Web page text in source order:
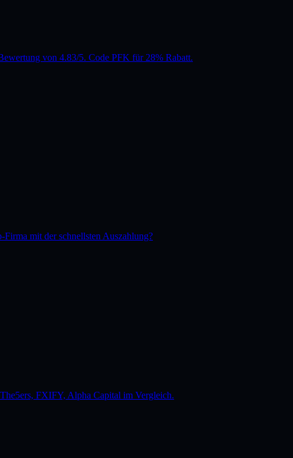
von 4.83/5. Code PFK für 28% Rabatt.
mit der schnellsten Auszahlung?
FXIFY, Alpha Capital im Vergleich.